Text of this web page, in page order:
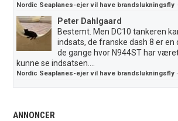
Nordic Seaplanes-ejer vil have brandslukningsfly ·
Peter Dahlgaard
Bestemt. Men DC10 tankeren
indsats, de franske dash 8 er en
de gange hvor N944ST har
kunne se indsatsen....
Nordic Seaplanes-ejer vil have brandslukningsfly ·
ANNONCER